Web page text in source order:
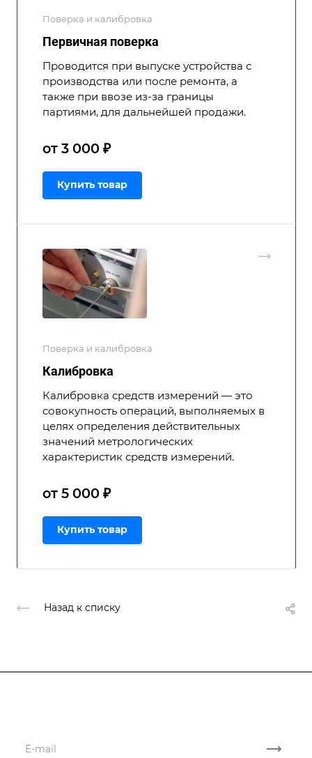
Поверка и калибровка
Первичная поверка
Проводится при выпуске устройства с
производства или после ремонта, а
также при ввозе из-за границы
партиями, для дальнейшей продажи.
от 3 000 ₽
Купить товар
Поверка и калибровка
Калибровка
Калибровка средств измерений — это
совокупность операций, выполняемых в
целях определения действительных
значений метрологических
характеристик средств измерений.
от 5 000 ₽
Купить товар
Назад к списку